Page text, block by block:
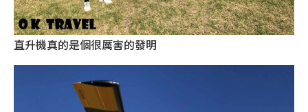
直升機真的是個很厲害的發明